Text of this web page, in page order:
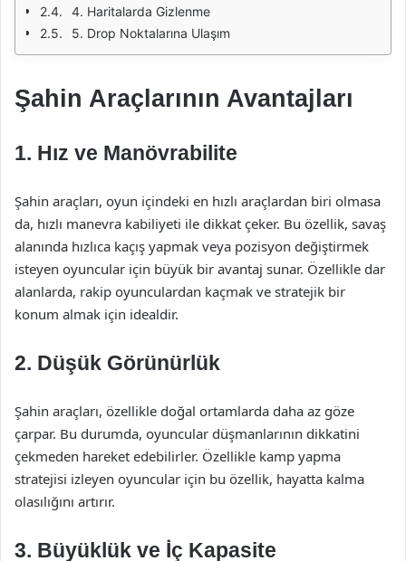
4. Haritalarda Gizlenme
5. Drop Noktalarına Ulaşım
Şahin Araçlarının Avantajları
1. Hız ve Manövrabilite
Şahin araçları, oyun içindeki en hızlı araçlardan biri olmasa
da, hızlı manevra kabiliyeti ile dikkat çeker. Bu özellik, savaş
alanında hızlıca kaçış yapmak veya pozisyon değiştirmek
isteyen oyuncular için büyük bir avantaj sunar. Özellikle dar
alanlarda, rakip oyunculardan kaçmak ve stratejik bir
konum almak için idealdir.
2. Düşük Görünürlük
Şahin araçları, özellikle doğal ortamlarda daha az göze
çarpar. Bu durumda, oyuncular düşmanlarının dikkatini
çekmeden hareket edebilirler. Özellikle kamp yapma
stratejisi izleyen oyuncular için bu özellik, hayatta kalma
olasılığını artırır.
3. Büyüklük ve İç Kapasite